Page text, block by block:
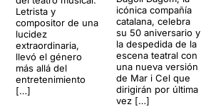
Letrista y
compositor de una
lucidez
extraordinaria,
llevó el género
más allá del
entretenimiento
[…]
icónica compañía
catalana, celebra
su 50 aniversario y
la despedida de la
escena teatral con
una nueva versión
de Mar i Cel que
dirigirán por última
vez […]